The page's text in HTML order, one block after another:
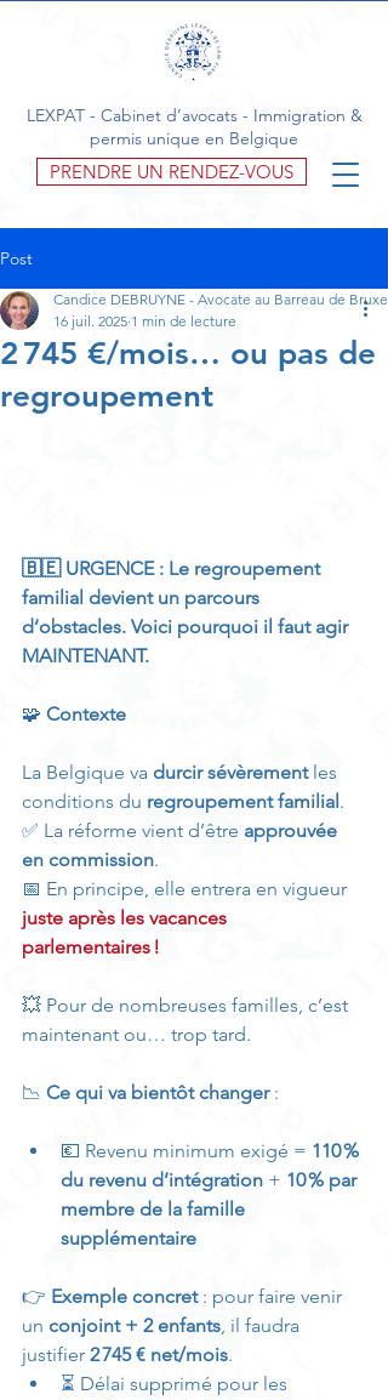
PRENDRE UN RENDEZ-VOUS
LEXPAT - Cabinet d’avocats - Immigration &
permis unique en Belgique
Post
2 745 €/mois… ou pas de
regroupement
Candice DEBRUYNE - Avocate au Barreau de
16 juil. 2025 1 min de lecture
🇧🇪 URGENCE : Le regroupement
familial devient un parcours
d’obstacles. Voici pourquoi il faut agir
MAINTENANT.
🧩 Contexte
La Belgique va durcir sévèrement les
conditions du regroupement familial .
✅ La réforme vient d’être approuvée
en commission.
📅 En principe, elle entrera en vigueur
juste après les vacances
parlementaires !
💥 Pour de nombreuses familles, c’est
maintenant ou… trop tard.
📉 Ce qui va bientôt changer :
💶 Revenu minimum exigé = 110 %
du revenu d’intégration + 10 % par
membre de la famille
supplémentaire
👉 Exemple concret : pour faire venir
un conjoint + 2 enfants, il faudra
justifier 2 745 € net/mois.
⏳ Délai supprimé pour les